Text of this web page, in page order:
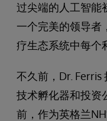
过尖端的人工智能
一个完美的领导者
疗生态系统中每个
不久前，Dr. Ferris
技术孵化器和投资
前，作为英格兰